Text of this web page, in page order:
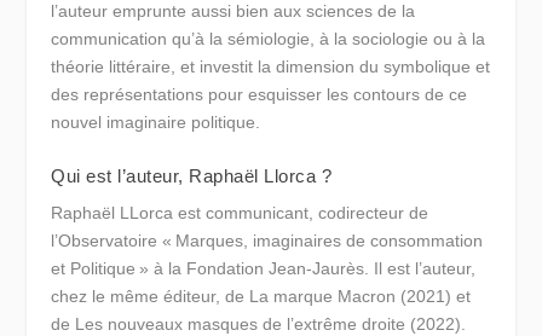
l’auteur emprunte aussi bien aux sciences de la
communication qu’à la sémio­logie, à la sociologie ou à la
théorie littéraire, et investit la dimension du symbolique et
des représentations pour esquisser les contours de ce
nouvel imaginaire politique.
Qui est l’auteur, Raphaël Llorca ?
Raphaël LLorca est communicant, codirecteur de
l’Observatoire « Marques, imaginaires de consommation
et Politique » à la Fondation Jean-Jaurès. Il est l’auteur,
chez le même éditeur, de La marque Macron (2021) et
de Les nouveaux masques de l’extrême droite (2022).